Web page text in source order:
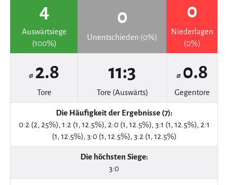
4
Auswärtsiege
(100%)
0
Unentschieden (0%)
0
Niederlagen
(0%)
⌀ 2.8
Tore
11:3
Tore (Auswärts)
⌀ 0.8
Gegentore
Die Häufigkeit der Ergebnisse (7):
0:2 (2, 25%), 1:2 (1, 12.5%), 2:0 (1, 12.5%), 3:1 (1, 12.5%), 2:1
(1, 12.5%), 3:0 (1, 12.5%), 3:2 (1, 12.5%)
Die höchsten Siege:
3:0